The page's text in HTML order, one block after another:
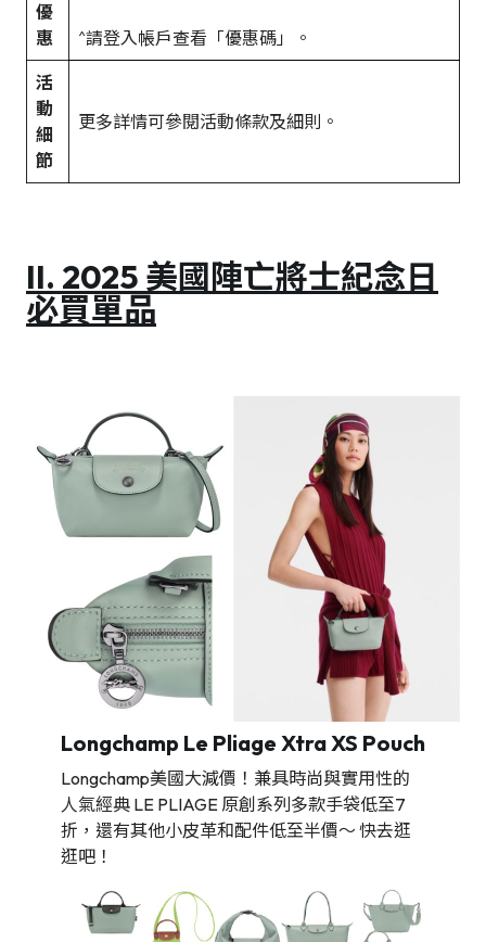
優
惠
^請登入帳戶查看「優惠碼」。
活
動
細
節
更多詳情可參閱活動條款及細則。
II. 2025 美國陣亡將士紀念日
必買單品
Longchamp Le Pliage Xtra XS Pouch
Longchamp美國大減價！兼具時尚與實用性的
人氣經典 LE PLIAGE 原創系列多款手袋低至7
折，還有其他小皮革和配件低至半價～ 快去逛
逛吧！